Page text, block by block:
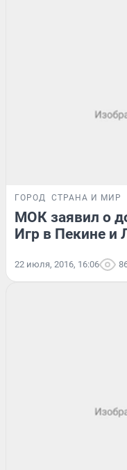
ГОРОД СТРАНА И МИР
МОК заявил о
Игр в Пекине и
22 июля, 2016, 16:06